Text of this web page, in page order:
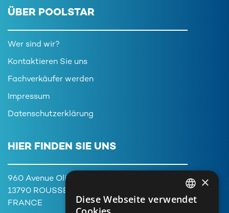
ÜBER POOLSTAR
Wer sind wir?
Kontaktieren Sie uns
Fachverkäufer werden
Impressum
Datenschutzerklärung
HIER FINDEN SIE UNS
960 Avenue Olivier Perroy,
13790 ROUSSET
FRANCE
FRENCH
×
Diese Webseite verwendet